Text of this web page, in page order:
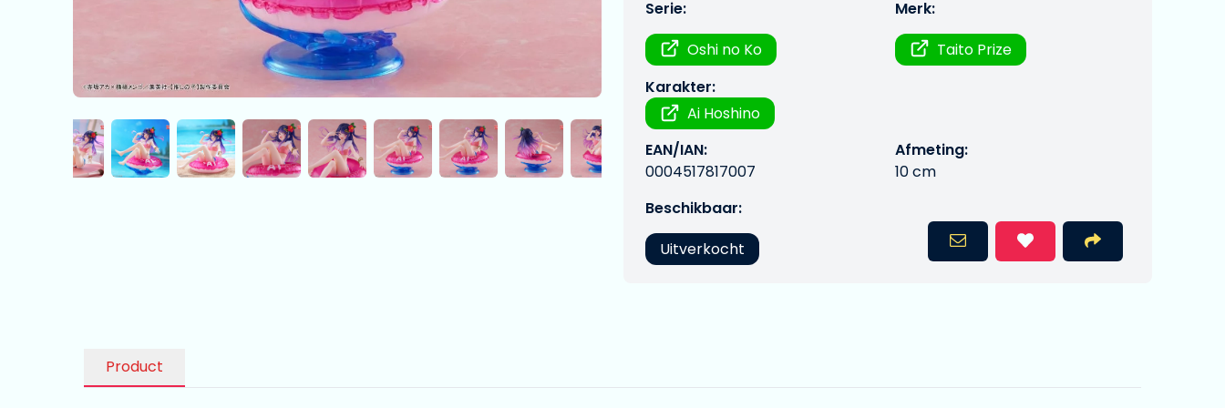
Serie:
Oshi no Ko
Merk:
Taito Prize
Karakter:
Ai Hoshino
EAN/IAN:
0004517817007
Afmeting:
10 cm
Beschikbaar:
Uitverkocht
Product